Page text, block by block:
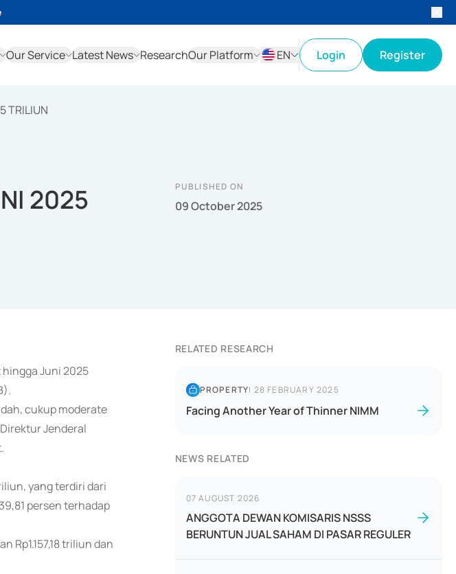
Our Service Latest News ResearchOur Platform
EN
Login Register
TRILIUN
2025
PUBLISHED ON
09 October 2025
Juni 2025
cukup moderate
Jenderal
yang terdiri dari
persen terhadap
Rp1.157,18 triliun dan
RELATED RESEARCH
PROPERTY| 28 FEBRUARY 2025
Facing Another Year of Thinner NIMM
NEWS RELATED
07 AUGUST 2026
ANGGOTA DEWAN KOMISARIS NSSS
BERUNTUN JUAL SAHAM DI PASAR REGULER